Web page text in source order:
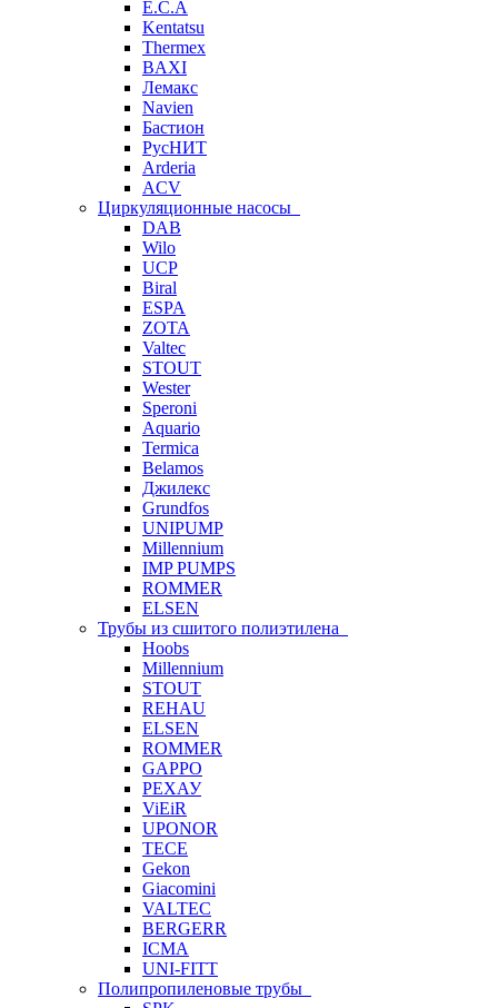
E.C.A
Kentatsu
Thermex
BAXI
Лемакс
Navien
Бастион
РусНИТ
Arderia
ACV
Циркуляционные насосы
DAB
Wilo
UCP
Biral
ESPA
ZOTA
Valtec
STOUT
Wester
Speroni
Aquario
Termica
Belamos
Джилекс
Grundfos
UNIPUMP
Millennium
IMP PUMPS
ROMMER
ELSEN
Трубы из сшитого полиэтилена
Hoobs
Millennium
STOUT
REHAU
ELSEN
ROMMER
GAPPO
РЕХАУ
ViEiR
UPONOR
TECE
Gekon
Giacomini
VALTEC
BERGERR
ICMA
UNI-FITT
Полипропиленовые трубы